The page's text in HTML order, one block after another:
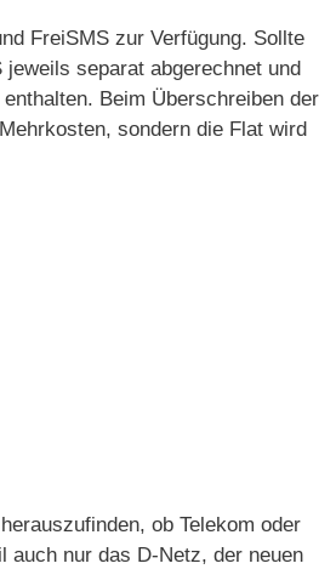
FreiSMS zur Verfügung. Sollte
separat abgerechnet und
enthalten. Beim Überschreiben der
sondern die Flat wird
ob Telekom oder
auch nur das D-Netz, der neuen